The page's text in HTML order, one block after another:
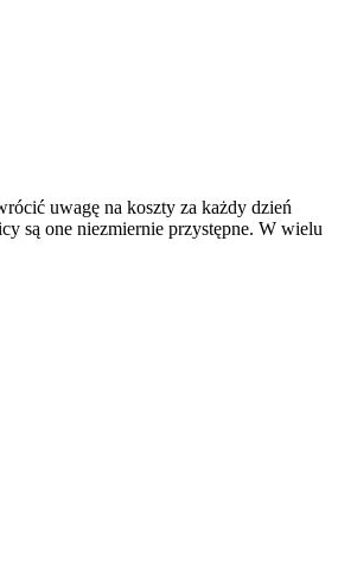
uwagę na koszty za każdy dzień
są one niezmiernie przystępne. W wielu